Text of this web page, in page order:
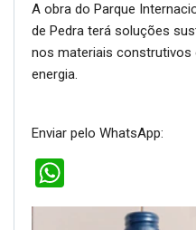
A obra do Parque
de Pedra terá soluções
nos materiais construtivos
energia.
Enviar pelo WhatsApp: